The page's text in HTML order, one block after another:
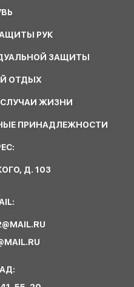
РУК
ЗАЩИТЫ
ОТДЫХ
ЖИЗНИ
ПРИНАДЛЕЖНОСТИ
Д. 103